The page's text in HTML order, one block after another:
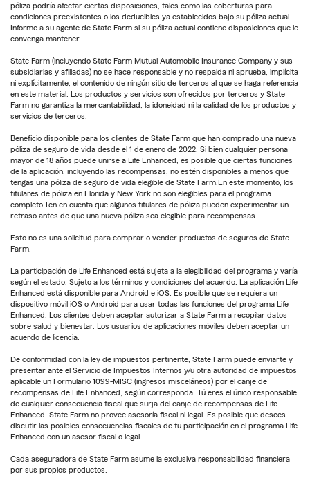
póliza podría afectar ciertas disposiciones, tales como las coberturas para
condiciones preexistentes o los deducibles ya establecidos bajo su póliza actual.
Informe a su agente de State Farm si su póliza actual contiene disposiciones que le
convenga mantener.
State Farm (incluyendo State Farm Mutual Automobile Insurance Company y sus
subsidiarias y afiliadas) no se hace responsable y no respalda ni aprueba, implícita
ni explícitamente, el contenido de ningún sitio de terceros al que se haga referencia
en este material. Los productos y servicios son ofrecidos por terceros y State
Farm no garantiza la mercantabilidad, la idoneidad ni la calidad de los productos y
servicios de terceros.
Beneficio disponible para los clientes de State Farm que han comprado una nueva
póliza de seguro de vida desde el 1 de enero de 2022. Si bien cualquier persona
mayor de 18 años puede unirse a Life Enhanced, es posible que ciertas funciones
de la aplicación, incluyendo las recompensas, no estén disponibles a menos que
tengas una póliza de seguro de vida elegible de State Farm.En este momento, los
titulares de póliza en Florida y New York no son elegibles para el programa
completo.Ten en cuenta que algunos titulares de póliza pueden experimentar un
retraso antes de que una nueva póliza sea elegible para recompensas.
Esto no es una solicitud para comprar o vender productos de seguros de State
Farm.
La participación de Life Enhanced está sujeta a la elegibilidad del programa y varía
según el estado. Sujeto a los términos y condiciones del acuerdo. La aplicación Life
Enhanced está disponible para Android e iOS. Es posible que se requiera un
dispositivo móvil iOS o Android para usar todas las funciones del programa Life
Enhanced. Los clientes deben aceptar autorizar a State Farm a recopilar datos
sobre salud y bienestar. Los usuarios de aplicaciones móviles deben aceptar un
acuerdo de licencia.
De conformidad con la ley de impuestos pertinente, State Farm puede enviarte y
presentar ante el Servicio de Impuestos Internos y/u otra autoridad de impuestos
aplicable un Formulario 1099-MISC (ingresos misceláneos) por el canje de
recompensas de Life Enhanced, según corresponda. Tú eres el único responsable
de cualquier consecuencia fiscal que surja del canje de recompensas de Life
Enhanced. State Farm no provee asesoría fiscal ni legal. Es posible que desees
discutir las posibles consecuencias fiscales de tu participación en el programa Life
Enhanced con un asesor fiscal o legal.
Cada aseguradora de State Farm asume la exclusiva responsabilidad financiera
por sus propios productos.